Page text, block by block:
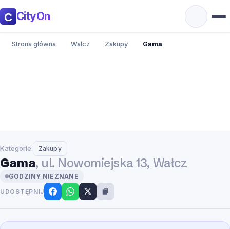
CityOn
Strona główna Wałcz Zakupy Gama
Kategorie: Zakupy
Gama, ul. Nowomiejska 13, Wałcz
GODZINY NIEZNANE
UDOSTĘPNIJ